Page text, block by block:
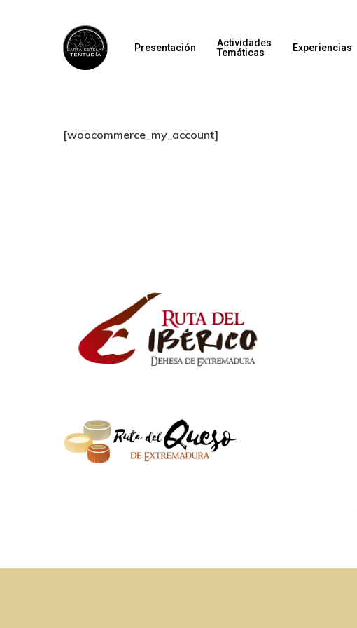
Presentación
Actividades
Temáticas
Experiencias
[woocommerce_my_account]